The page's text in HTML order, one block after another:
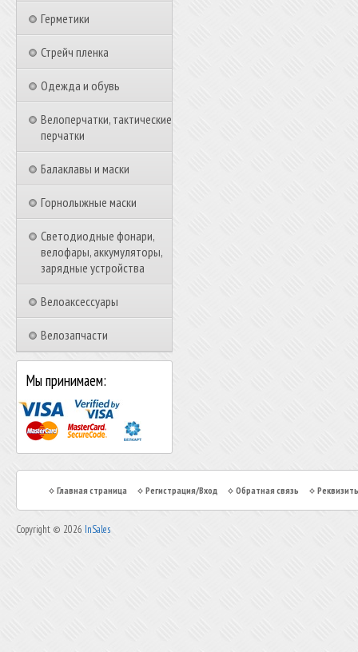
Герметики
Стрейч пленка
Одежда и обувь
Велоперчатки, тактические
перчатки
Балаклавы и маски
Горнолыжные маски
Светодиодные фонари,
велофары, аккумуляторы,
зарядные устройства
Велоаксессуары
Велозапчасти
Мы принимаем:
Главная страница Регистрация/Вход Обратная связь
Copyright © 2026 InSales